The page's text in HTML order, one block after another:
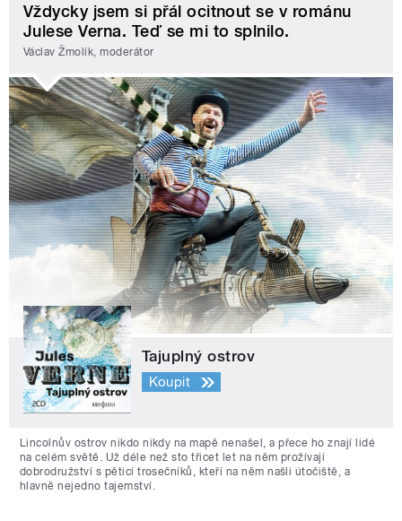
Vždycky jsem si přál ocitnout se v románu
Julese Verna. Teď se mi to splnilo.
Václav Žmolík, moderátor
Tajuplný ostrov
Koupit
Lincolnův ostrov nikdo nikdy na mapě nenašel, a přece ho znají lidé
na celém světě. Už déle než sto třicet let na něm prožívají
dobrodružství s pěticí trosečníků, kteří na něm našli útočiště, a
hlavně nejedno tajemství.